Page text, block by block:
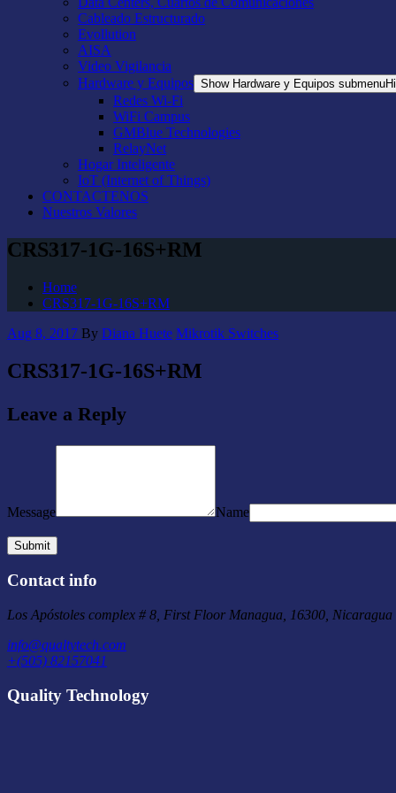
Cableado Estructurado
Evollution
AISA
Video Vigilancia
Hardware y Equipos Show Hardware y Equipos submenu
Redes Wi-Fi
WiFi Campus
GMBlue Technologies
RelayNet
Hogar Inteligente
IoT (Internet of Things)
CONTACTENOS
Nuestros Valores
CRS317-1G-16S+RM
Home
CRS317-1G-16S+RM
Aug 8, 2017 By Diana Huete Mikrotik Switches
CRS317-1G-16S+RM
Leave a Reply
Message Name
Contact info
Los Apóstoles complex # 8, First Floor Managua, 16300, Nicaragua
info@qualtytech.com
+(505) 82157041
Quality Technology